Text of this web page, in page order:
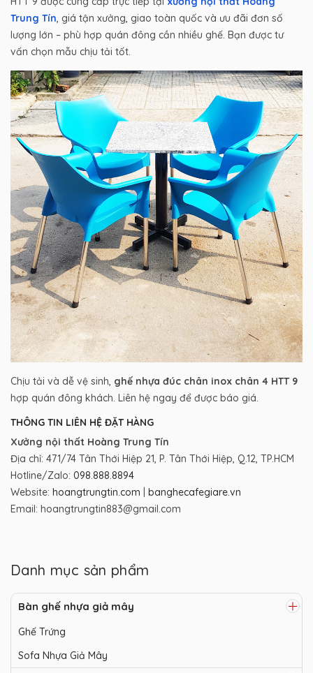
Trung Tín , giá tận xưởng, giao toàn quốc và ưu đãi đơn số
lượng lớn – phù hợp quán đông cần nhiều ghế. Bạn được tư
vấn chọn mẫu chịu tải tốt.
Chịu tải và dễ vệ sinh, ghế nhựa đúc chân inox chân 4 HTT 9
hợp quán đông khách. Liên hệ ngay để được báo giá.
THÔNG TIN LIÊN HỆ ĐẶT HÀNG
Xưởng nội thất Hoàng Trung Tín
Địa chỉ: 471/74 Tân Thới Hiệp 21, P. Tân Thới Hiệp, Q.12, TP.HCM
Hotline/Zalo: 098.888.8894
Website: hoangtrungtin.com
banghecafegiare.vn
Email: hoangtrungtin883@gmail.com
Danh mục sản phẩm
Bàn ghế nhựa giả mây
Ghế Trứng
Sofa Nhựa Giả Mây